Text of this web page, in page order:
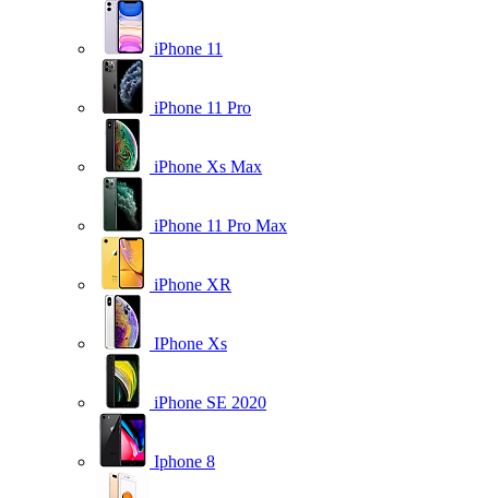
iPhone 11
iPhone 11 Pro
iPhone Xs Max
iPhone 11 Pro Max
iPhone XR
IPhone Xs
iPhone SE 2020
Iphone 8